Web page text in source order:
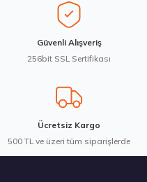
RA18 Yaz 2026
Güvenli Alışveriş
256bit SSL Sertifikası
Ücretsiz Kargo
500 TL ve üzeri tüm siparişlerde